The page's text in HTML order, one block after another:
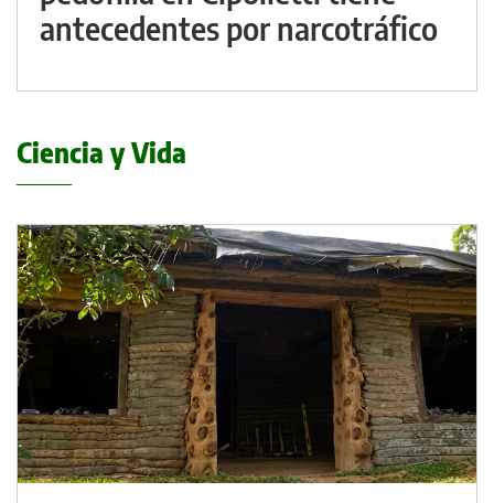
antecedentes por narcotráfico
Ciencia y Vida